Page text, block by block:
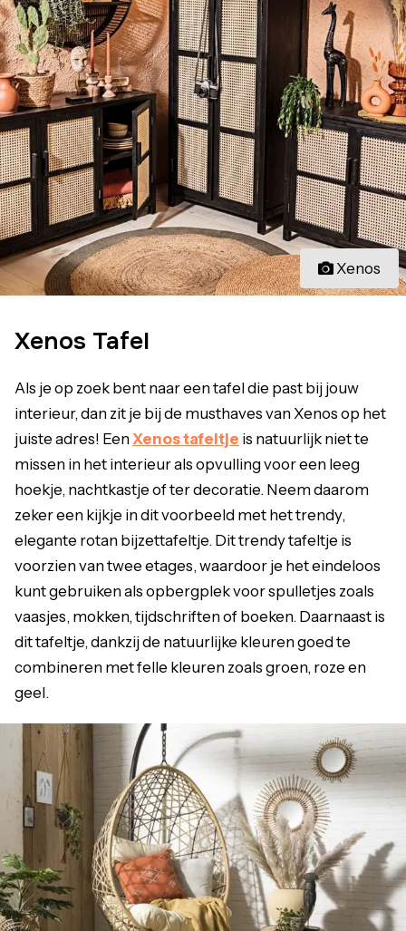
Xenos
Xenos Tafel
Als je op zoek bent naar een tafel die past bij jouw
interieur, dan zit je bij de musthaves van Xenos op het
juiste adres! EenXenos tafeltje is natuurlijk niet te
missen in het interieur als opvulling voor een leeg
hoekje, nachtkastje of ter decoratie. Neem daarom
zeker een kijkje in dit voorbeeld met het trendy,
elegante rotan bijzettafeltje. Dit trendy tafeltje is
voorzien van twee etages, waardoor je het eindeloos
kunt gebruiken als opbergplek voor spulletjes zoals
vaasjes, mokken, tijdschriften of boeken. Daarnaast is
dit tafeltje, dankzij de natuurlijke kleuren goed te
combineren met felle kleuren zoals groen, roze en
geel.